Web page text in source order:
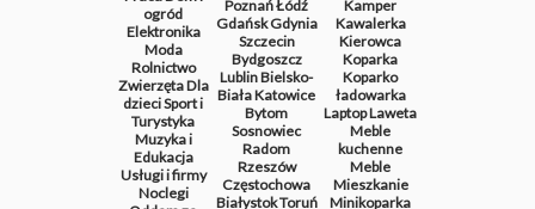
ogród
Elektronika
Moda
Rolnictwo
ZwierzętaDla
dzieciSport i
Turystyka
Muzyka i
Edukacja
Usługi i firmy
Noclegi
PoznańŁódź
GdańskGdynia
Szczecin
Bydgoszcz
LublinBielsko-
BiałaKatowice
Bytom
Sosnowiec
Radom
Rzeszów
Częstochowa
BiałystokToruń
Kamper
Kawalerka
Kierowca
Koparka
Koparko
ładowarka
LaptopLaweta
Meble
kuchenne
Meble
Mieszkanie
Minikoparka